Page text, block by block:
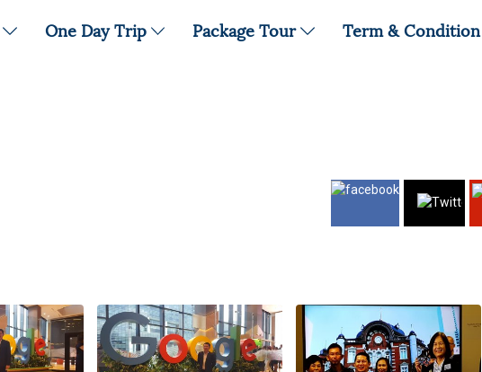
One Day Trip Package Tour Term & Condition